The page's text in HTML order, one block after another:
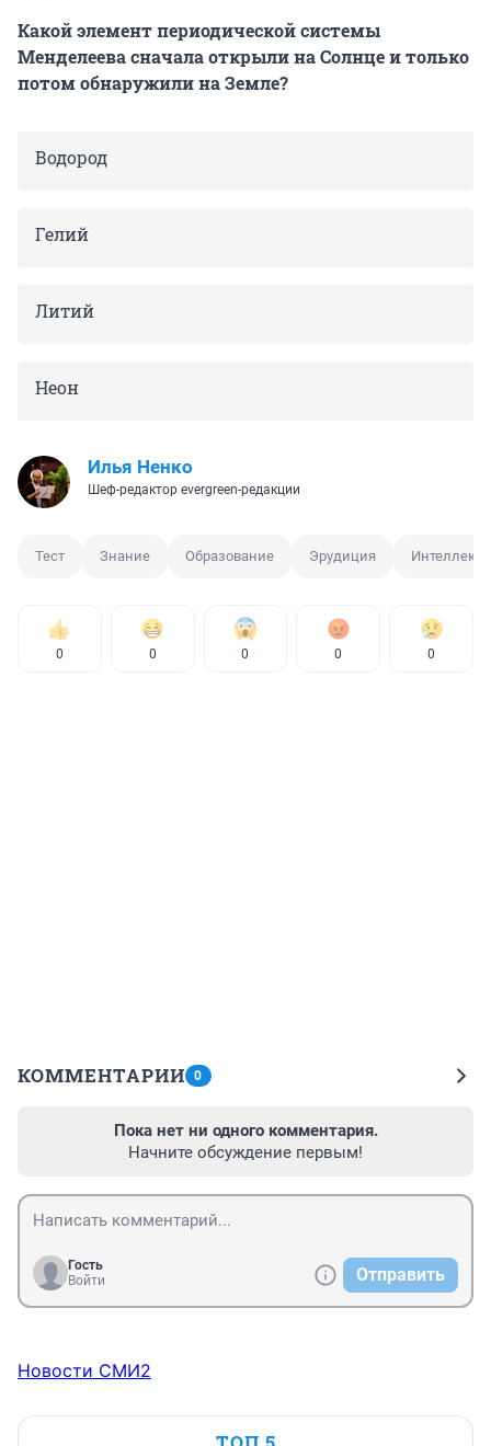
Какой элемент периодической системы
Менделеева сначала открыли на Солнце и только
потом обнаружили на Земле?
Водород
Гелий
Литий
Неон
Илья Ненко
Шеф-редактор evergreen-редакции
Тест Знание Образование Эрудиция Интеллект
0 0 0 0 0
КОММЕНТАРИИ 0
Пока нет ни одного комментария.
Начните обсуждение первым!
Гость
Войти
Отправить
Новости СМИ2